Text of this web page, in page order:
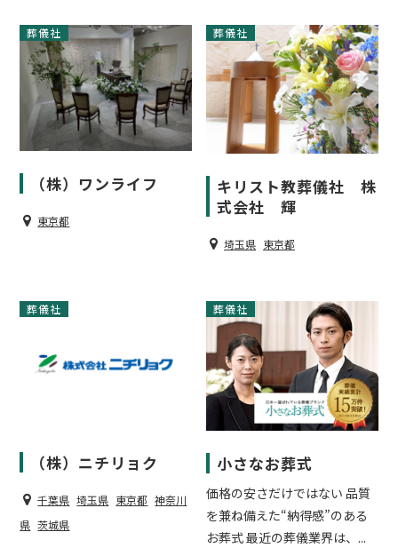
葬儀社
（株）ワンライフ
東京都
葬儀社
キリスト教葬儀社 株
式会社 輝
埼玉県 東京都
葬儀社
（株）ニチリョク
千葉県 埼玉県 東京都 神奈川
県 茨城県
葬儀社
小さなお葬式
価格の安さだけではない 品質
を兼ね備えた“納得感”のある
お葬式 最近の葬儀業界は、...